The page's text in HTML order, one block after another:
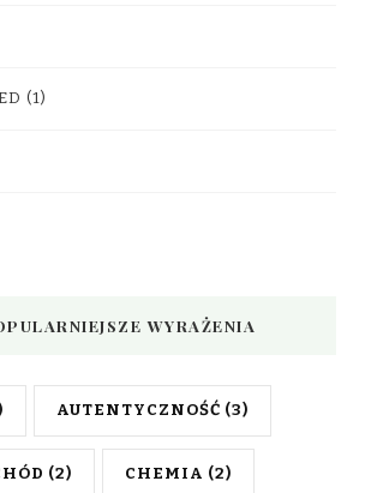
(1)
WYRAŻENIA
AUTENTYCZNOŚĆ (3)
(2) CHEMIA (2)